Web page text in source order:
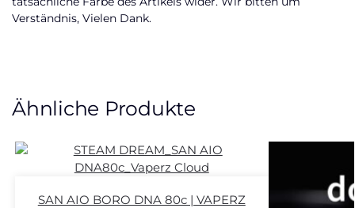
Verständnis, Vielen Dank.
Ähnliche Produkte
SAN AIO BORO DNA 80c | VAPERZ